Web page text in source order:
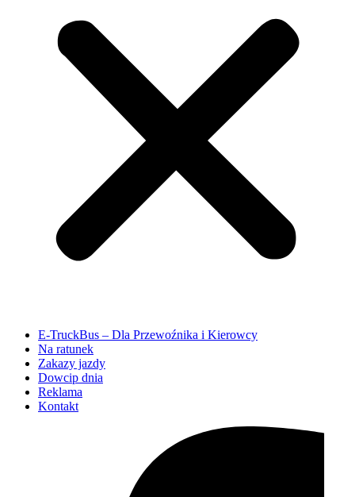
E-TruckBus – Dla Przewoźnika i Kierowcy
Na ratunek
Zakazy jazdy
Dowcip dnia
Reklama
Kontakt